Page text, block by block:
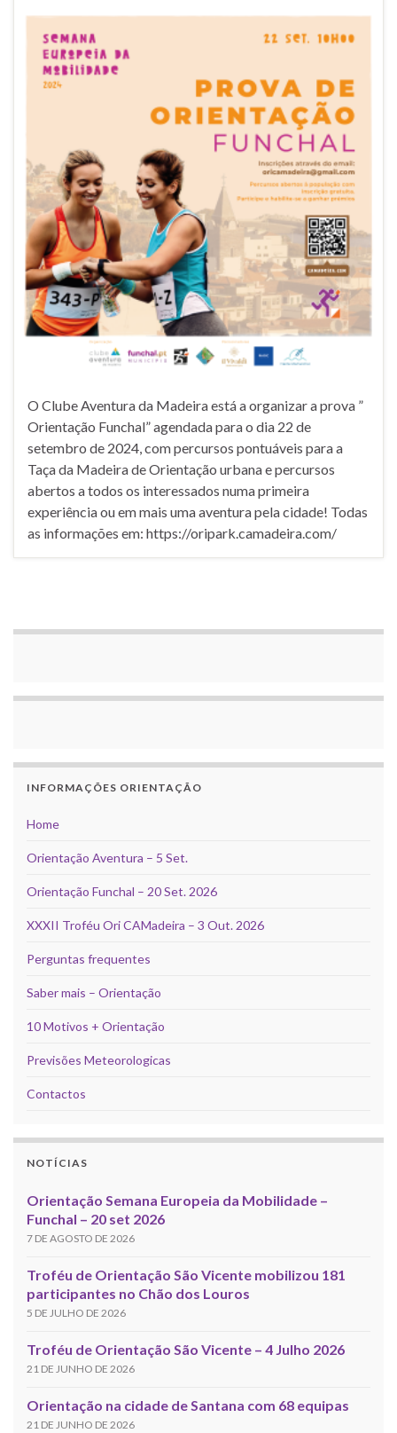
O Clube Aventura da Madeira está a organizar a prova ”
Orientação Funchal” agendada para o dia 22 de
setembro de 2024, com percursos pontuáveis para a
Taça da Madeira de Orientação urbana e percursos
abertos a todos os interessados numa primeira
experiência ou em mais uma aventura pela cidade! Todas
as informações em: https://oripark.camadeira.com/
INFORMAÇÕES ORIENTAÇÃO
Home
Orientação Aventura – 5 Set.
Orientação Funchal – 20 Set. 2026
XXXII Troféu Ori CAMadeira – 3 Out. 2026
Perguntas frequentes
Saber mais – Orientação
10 Motivos + Orientação
Previsões Meteorologicas
Contactos
NOTÍCIAS
Orientação Semana Europeia da Mobilidade –
Funchal – 20 set 2026
7 DE AGOSTO DE 2026
Troféu de Orientação São Vicente mobilizou 181
participantes no Chão dos Louros
5 DE JULHO DE 2026
Troféu de Orientação São Vicente – 4 Julho 2026
21 DE JUNHO DE 2026
Orientação na cidade de Santana com 68 equipas
21 DE JUNHO DE 2026